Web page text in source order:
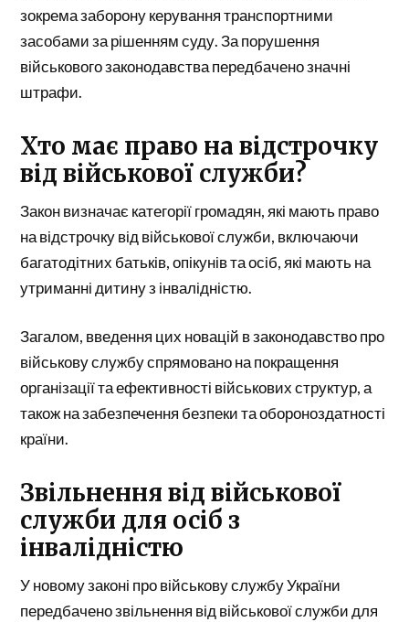
зокрема заборону керування транспортними
засобами за рішенням суду. За порушення
військового законодавства передбачено значні
штрафи.
Хто має право на відстрочку
від військової служби?
Закон визначає категорії громадян, які мають право
на відстрочку від військової служби, включаючи
багатодітних батьків, опікунів та осіб, які мають на
утриманні дитину з інвалідністю.
Загалом, введення цих новацій в законодавство про
військову службу спрямовано на покращення
організації та ефективності військових структур, а
також на забезпечення безпеки та обороноздатності
країни.
Звільнення від військової
служби для осіб з
інвалідністю
У новому законі про військову службу України
передбачено звільнення від військової служби для